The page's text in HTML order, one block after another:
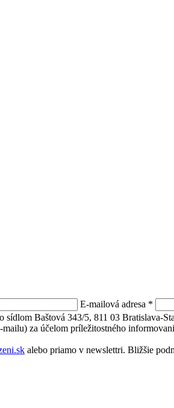
E-mailová adresa *
Baštová 343/5, 811 03 Bratislava-
za účelom príležitostného
alebo priamo v newslettri. Bližšie